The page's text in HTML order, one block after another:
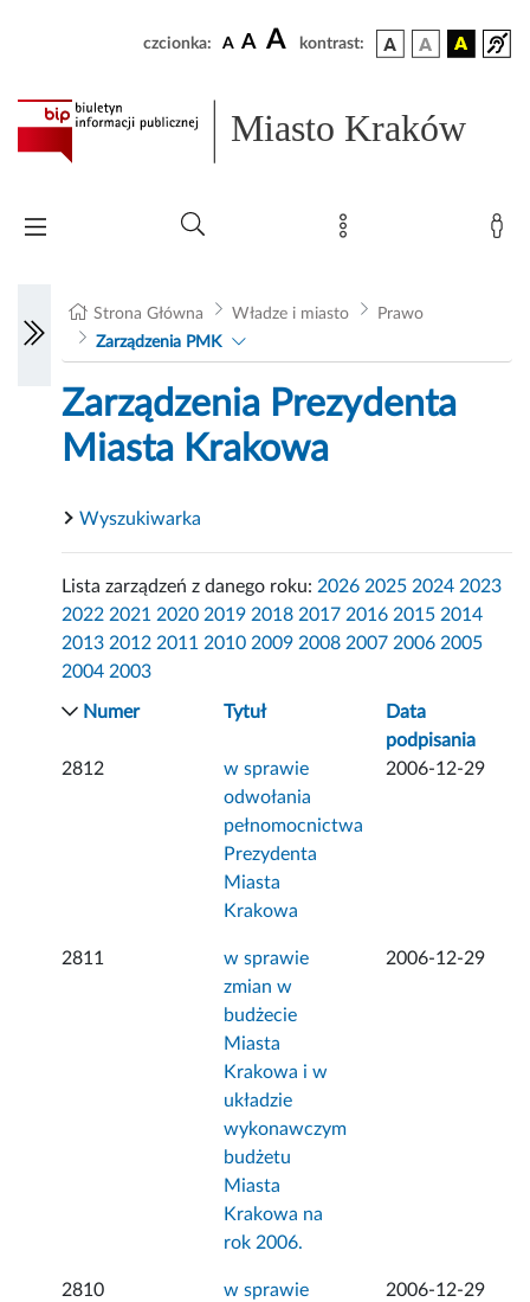
czcionka: A A A kontrast:
Miasto Kraków
Strona Główna Władze i miasto
Prawo
Zarządzenia PMK
Zarządzenia Prezydenta
Miasta Krakowa
Wyszukiwarka
Lista zarządzeń z danego roku: 2026 2025 2024 2023
2022 2021 2020 2019 2018 2017 2016 2015 2014
2013 2012 2011 2010 2009 2008 2007 2006 2005
2004 2003
Numer Tytuł
Data
podpisania
2812
w sprawie
odwołania
pełnomocnictwa
Prezydenta
Miasta
Krakowa
2006-12-29
2811
w sprawie
zmian w
budżecie
Miasta
Krakowa i w
układzie
wykonawczym
budżetu
Miasta
Krakowa na
rok 2006.
2006-12-29
2810
w sprawie
2006-12-29